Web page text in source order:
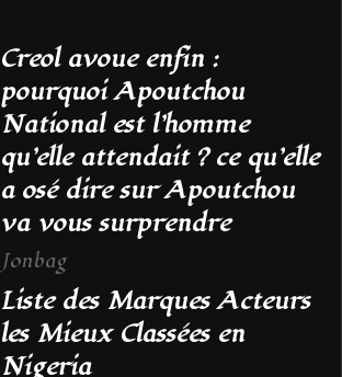
Creol avoue enfin :
pourquoi Apoutchou
National est l’homme
qu’elle attendait ? ce qu’elle
a osé dire sur Apoutchou
va vous surprendre
Jonbag
Liste des Marques Acteurs
les Mieux Classées en
Nigeria